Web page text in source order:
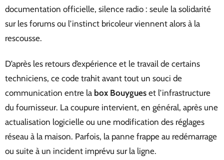
documentation officielle, silence radio : seule la solidarité
sur les forums ou l’instinct bricoleur viennent alors à la
rescousse.
D’après les retours d’expérience et le travail de certains
techniciens, ce code trahit avant tout un souci de
communication entre la box Bouygues et l’infrastructure
du fournisseur. La coupure intervient, en général, après une
actualisation logicielle ou une modification des réglages
réseau à la maison. Parfois, la panne frappe au redémarrage
ou suite à un incident imprévu sur la ligne.